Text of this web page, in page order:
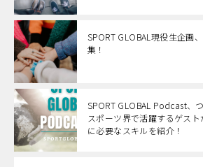
SPORT GLOBAL現役生企画
集！
SPORT GLOBAL Podcast、
スポーツ界で活躍するゲス
に必要なスキルを紹介！